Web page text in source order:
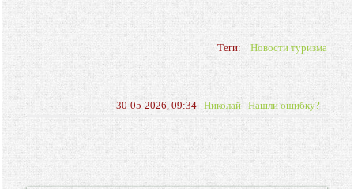
Теги: Новости туризма
30-05-2026, 09:34 Николай Нашли ошибку?